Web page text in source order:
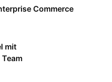
Commerce
mit